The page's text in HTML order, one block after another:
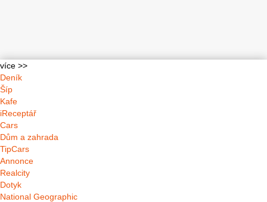
více >>
Deník
Šíp
Kafe
iReceptář
Cars
Dům a zahrada
TipCars
Annonce
Realcity
Dotyk
National Geographic